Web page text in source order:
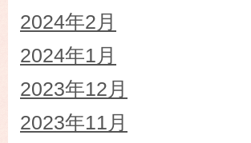
2024年2月
2024年1月
2023年12月
2023年11月